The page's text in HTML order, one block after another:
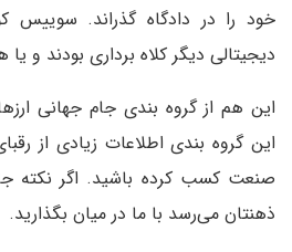
خود را در دادگاه گذراند. سوییس
دیجیتالی دیگر کلاه برداری بودند و
این هم از گروه بندی جام جهانی
این گروه بندی اطلاعات زیادی از
صنعت کسب کرده باشید. اگر نکته
ذهنتان می‌رسد با ما در میان بگذارید.